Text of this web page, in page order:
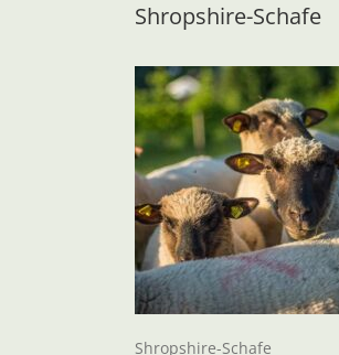
Shropshire-Schafe
Shropshire-Schafe